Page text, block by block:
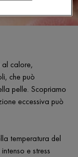
al calore,
che può
pelle. Scopriamo
eccessiva può
temperatura del
e stress